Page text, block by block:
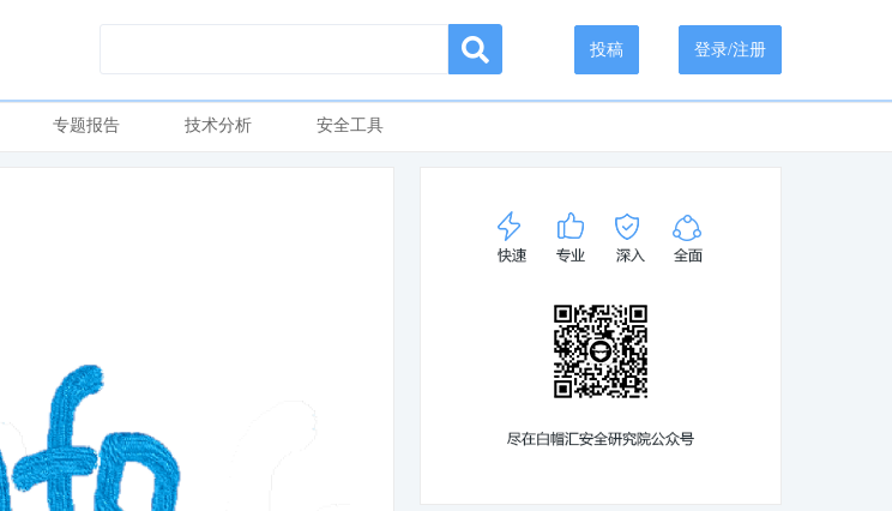
登录/注册
投稿
专题报告 技术分析 安全工具